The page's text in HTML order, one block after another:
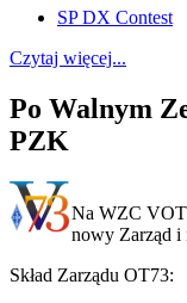
SP DX Contest
Czytaj więcej...
Po Walnym
PZK
Na WZC
nowy Zarząd i
Skład Zarządu OT73: